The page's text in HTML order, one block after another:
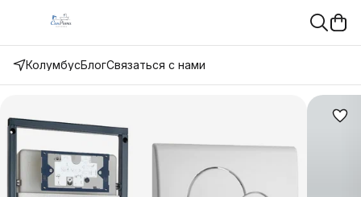
КолумбусБлогСвязаться с нами